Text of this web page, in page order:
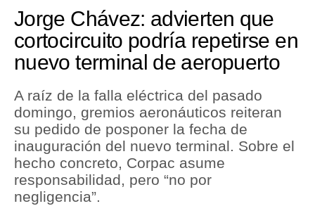
Perú
Política
Finanzas Personales
Inmobiliarias
Plus G
Opinión
Jorge Chávez: advierten que
cortocircuito podría repetirse en
nuevo terminal de aeropuerto
A raíz de la falla eléctrica del pasado
domingo, gremios aeronáuticos reiteran
su pedido de posponer la fecha de
inauguración del nuevo terminal. Sobre el
hecho concreto, Corpac asume
responsabilidad, pero “no por
negligencia”.